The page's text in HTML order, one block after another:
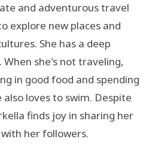
and adventurous travel
explore new places and
She has a deep
she's not traveling,
in good food and spending
loves to swim. Despite
finds joy in sharing her
her followers.